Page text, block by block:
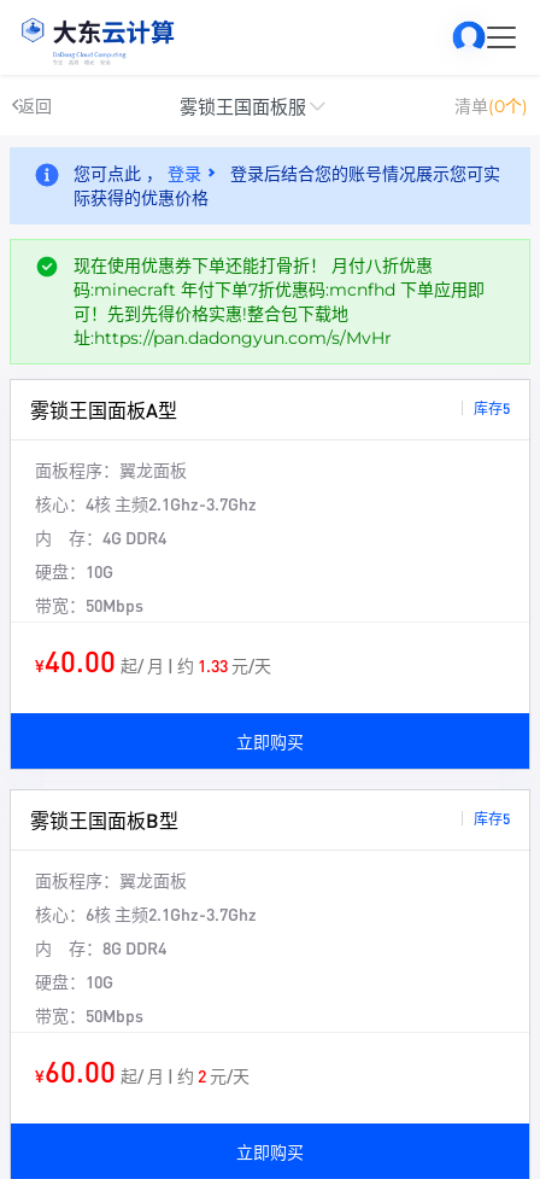
返回 雾锁王国面板服 清单(0个)
您可点此 ， 登录
登录后结合您的账号情况展示您可实
际获得的优惠价格
现在使用优惠券下单还能打骨折！ 月付八折优惠
码:minecraft 年付下单7折优惠码:mcnfhd 下单应用即
可！先到先得价格实惠!整合包下载地
址:https://pan.dadongyun.com/s/MvHr
雾锁王国面板A型 库存5
面板程序： 翼龙面板
核心： 4核 主频2.1Ghz-3.7Ghz
内 存： 4G DDR4
硬盘： 10G
带宽： 50Mbps
¥40.00 起/ 月 | 约 1.33元/天
立即购买
雾锁王国面板B型 库存5
面板程序： 翼龙面板
核心： 6核 主频2.1Ghz-3.7Ghz
内 存： 8G DDR4
硬盘： 10G
带宽： 50Mbps
¥60.00 起/ 月 | 约 2元/天
立即购买